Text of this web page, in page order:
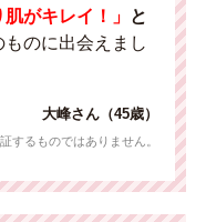
肌がキレイ！」 と
ものに出会えまし
大峰さん（45歳）
するものではありません。